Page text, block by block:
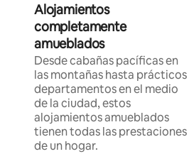
Alojamientos
completamente
amueblados
Desde cabañas pacíficas en
las montañas hasta prácticos
departamentos en el medio
de la ciudad, estos
alojamientos amueblados
tienen todas las prestaciones
de un hogar.